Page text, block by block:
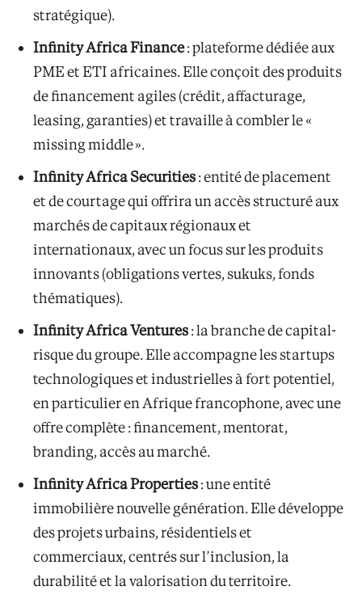
stratégique).
Infinity Africa Finance: plateforme dédiée aux
PME et ETI africaines. Elle conçoit des produits
de financement agiles (crédit, affacturage,
leasing, garanties) et travaille à combler le «
missing middle ».
Infinity Africa Securities: entité de placement
et de courtage qui offrira un accès structuré aux
marchés de capitaux régionaux et
internationaux, avec un focus sur les produits
innovants (obligations vertes, sukuks, fonds
thématiques).
Infinity Africa Ventures: la branche de capital-
risque du groupe. Elle accompagne les startups
technologiques et industrielles à fort potentiel,
en particulier en Afrique francophone, avec une
offre complète : financement, mentorat,
branding, accès au marché.
Infinity Africa Properties: une entité
immobilière nouvelle génération. Elle développe
des projets urbains, résidentiels et
commerciaux, centrés sur l’inclusion, la
durabilité et la valorisation du territoire.